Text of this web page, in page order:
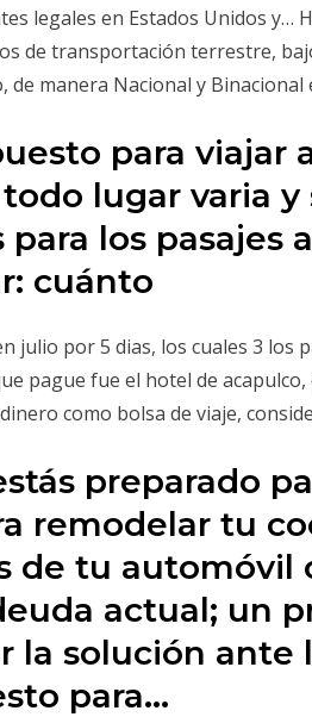
legales en Estados Unidos y…
de transportación terrestre,
de manera Nacional y Binacional
para viajar
lugar varia
para los pasajes
cuánto
julio por 5 dias, los cuales 3 los
pague fue el hotel de
como bolsa de viaje,
preparado
remodelar tu
de tu automóvil
actual; un
la solución ante
para…